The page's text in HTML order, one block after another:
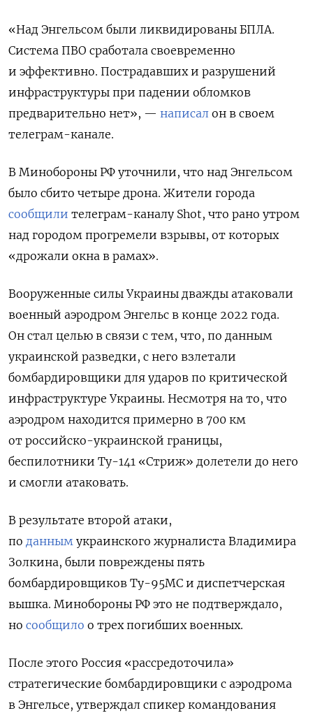
«Над Энгельсом были ликвидированы БПЛА.
Система ПВО сработала своевременно
и эффективно. Пострадавших и разрушений
инфраструктуры при падении обломков
предварительно нет», — написал он в своем
телеграм-канале.
В Минобороны РФ уточнили, что над Энгельсом
было сбито четыре дрона. Жители города
сообщили телеграм-каналу Shot, что рано утром
над городом прогремели взрывы, от которых
«дрожали окна в рамах».
Вооруженные силы Украины дважды атаковали
военный аэродром Энгельс в конце 2022 года.
Он стал целью в связи с тем, что, по данным
украинской разведки, с него взлетали
бомбардировщики для ударов по критической
инфраструктуре Украины. Несмотря на то, что
аэродром находится примерно в 700 км
от российско-украинской границы,
беспилотники Ту-141 «Стриж» долетели до него
и смогли атаковать.
В результате второй атаки,
по данным украинского журналиста Владимира
Золкина, были повреждены пять
бомбардировщиков Ту-95МС и диспетчерская
вышка. Минобороны РФ это не подтверждало,
но сообщило о трех погибших военных.
После этого Россия «рассредоточила»
стратегические бомбардировщики с аэродрома
в Энгельсе, утверждал спикер командования